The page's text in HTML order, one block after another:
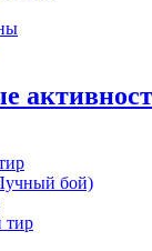
бой)
тир